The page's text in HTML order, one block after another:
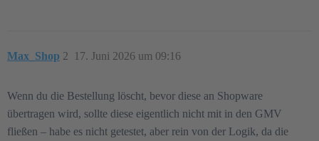
Max_Shop 17. Juni 2026 um 09:16
2
Wenn du die Bestellung löscht, bevor diese an Shopware
übertragen wird, sollte diese eigentlich nicht mit in den GMV
fließen – habe es nicht getestet, aber rein von der Logik, da die